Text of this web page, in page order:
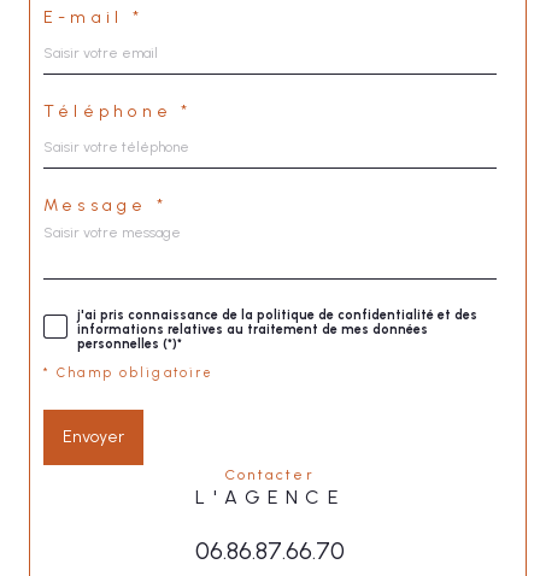
E-mail *
Téléphone *
Message *
j'ai pris connaissance de la politique de confidentialité et des
informations relatives au traitement de mes données
personnelles (*)*
* Champ obligatoire
Envoyer
contacter
L'AGENCE
06.86.87.66.70